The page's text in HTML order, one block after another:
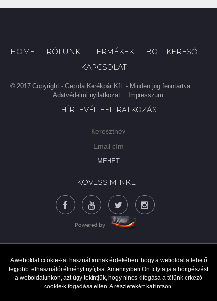
HOME RÓLUNK TERMÉKEK
BOLTKERESŐ
KAPCSOLAT
© 2017 Copyright - Gepida Kerékpár Kft. - Minden jog fenntartva.
Adatvédelmi nyilatkozat
Impresszum
HÍRLEVÉL FELIRATKOZÁS
MEHET
KÖVESS MINKET
A weboldal cookie-kat használ annak érdekében, hogy a weboldal a lehető
legjobb felhasználói élményt nyújtsa. Amennyiben Ön folytatja a böngészést
a weboldalunkon, azt úgy tekintjük, hogy nincs kifogása a tőlünk érkező
cookie-k fogadása ellen.A részletekért kattintson.